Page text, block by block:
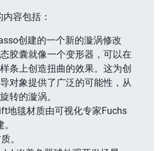
容包括：
创建的一个新的漩涡修改
胶囊就像一个变形器，可以在
条上创造扭曲的效果。这为创
对象提供了广泛的可能性，从
转的漩涡。
地毯材质由可视化专家Fuchs
。